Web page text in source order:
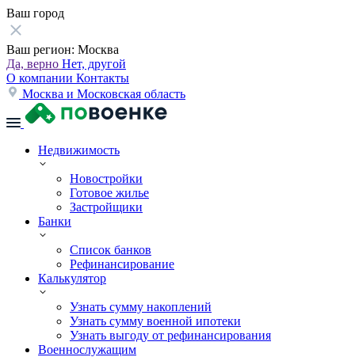
Ваш город
Ваш регион: Москва
Да, верно Нет, другой
О компании Контакты
Москва и Московская область
Недвижимость
Новостройки
Готовое жилье
Застройщики
Банки
Список банков
Рефинансирование
Калькулятор
Узнать сумму накоплений
Узнать сумму военной ипотеки
Узнать выгоду от рефинансирования
Военнослужащим